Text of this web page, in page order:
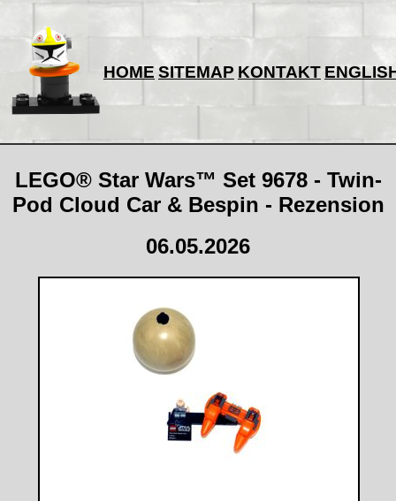
HOME SITEMAP KONTAKT
LEGO® Star Wars™ Set 9678 - Twin-
Pod Cloud Car & Bespin - Rezension
06.05.2026